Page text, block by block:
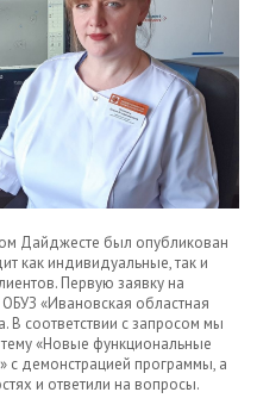
Дайджесте был опубликован
как индивидуальные, так и
Первую заявку на
«Ивановская областная
В соответствии с запросом мы
«Новые функциональные
с демонстрацией программы, а
и ответили на вопросы.